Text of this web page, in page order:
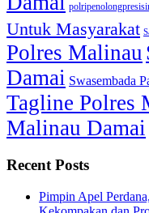
Untuk Masyarakat
Polres Malinau
Damai Swasembada
Tagline Polres
Malinau Damai
Recent Posts
Pimpin Apel